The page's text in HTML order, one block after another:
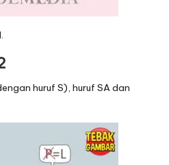
huruf S), huruf SA dan